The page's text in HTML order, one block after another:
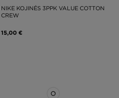
NIKE KOJINĖS 3PPK VALUE COTTON
CREW
15,00 €